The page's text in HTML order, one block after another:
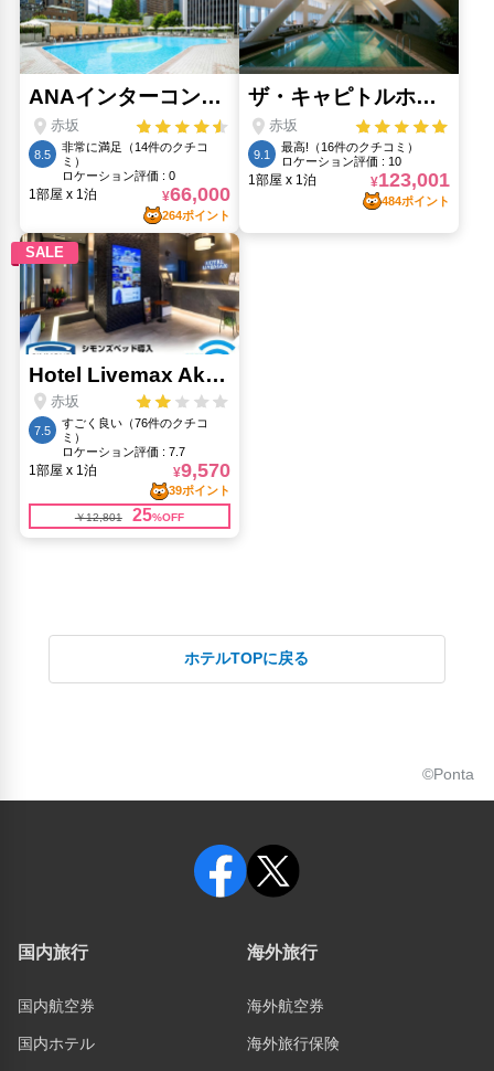
ホテルTOPに戻る
©Ponta
国内旅行
国内航空券
国内ホテル
海外旅行
海外航空券
海外旅行保険